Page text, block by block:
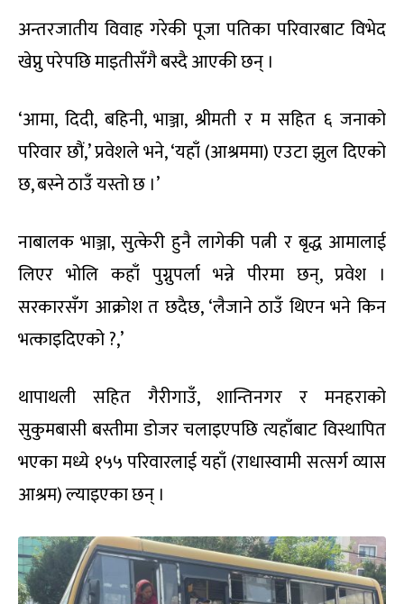
अन्तरजातीय विवाह गरेकी पूजा पतिका परिवारबाट विभेद
खेप्नु परेपछि माइतीसँगै बस्दै आएकी छन् ।
‘आमा, दिदी, बहिनी, भाञ्जा, श्रीमती र म सहित ६ जनाको
परिवार छौं,’ प्रवेशले भने, ‘यहाँ (आश्रममा) एउटा झुल दिएको
छ, बस्ने ठाउँ यस्तो छ ।’
नाबालक भाञ्जा, सुत्केरी हुनै लागेकी पत्नी र बृद्ध आमालाई
लिएर भोलि कहाँ पुग्नुपर्ला भन्ने पीरमा छन्, प्रवेश ।
सरकारसँग आक्रोश त छदैछ, ‘लैजाने ठाउँ थिएन भने किन
भत्काइदिएको ?,’
थापाथली सहित गैरीगाउँ, शान्तिनगर र मनहराको
सुकुमबासी बस्तीमा डोजर चलाइएपछि त्यहाँबाट विस्थापित
भएका मध्ये १५५ परिवारलाई यहाँ (राधास्वामी सत्सर्ग व्यास
आश्रम) ल्याइएका छन् ।